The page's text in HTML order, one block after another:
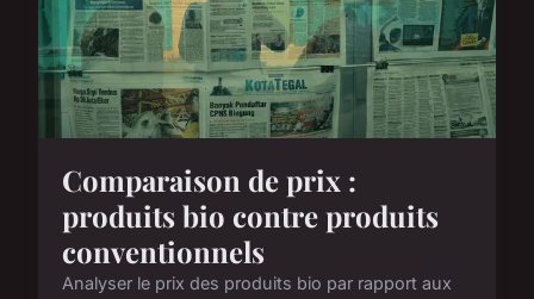
Comparaison de prix :
produits bio contre produits
conventionnels
Analyser le prix des produits bio par rapport aux